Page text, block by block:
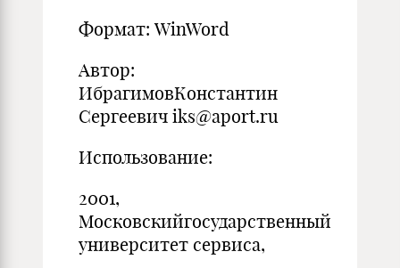
Формат: WinWord
Автор:
ИбрагимовКонстантин
Сергеевич iks@aport.ru
Использование:
2001,
Московскийгосударственный
университет сервиса,